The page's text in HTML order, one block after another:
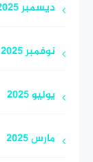
ديسمبر 2025
نوفمبر 2025
يوليو 2025
مارس 2025